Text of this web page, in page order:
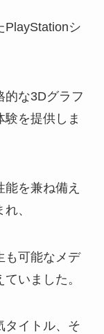
PlayStationシ
的な3Dグラフ
験を提供しま
を兼ね備え
、
も可能なメデ
いました。
タイトル、そ